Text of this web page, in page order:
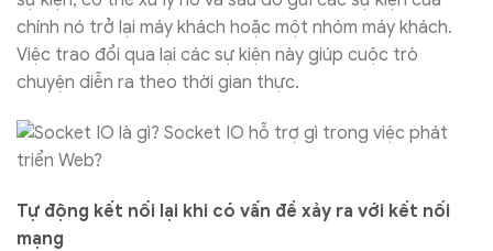
chính nó trở lại máy khách hoặc một nhóm máy khách.
Việc trao đổi qua lại các sự kiện này giúp cuộc trò
chuyện diễn ra theo thời gian thực.
Tự động kết nối lại khi có vấn đề xảy ra với kết nối
mạng